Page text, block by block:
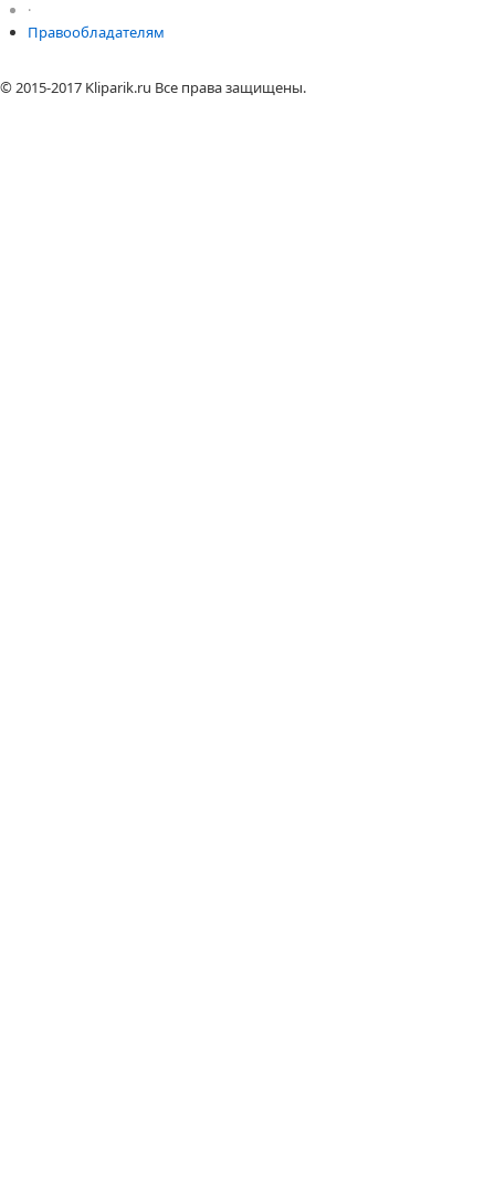
·
Правообладателям
© 2015-2017 Kliparik.ru Все права защищены.